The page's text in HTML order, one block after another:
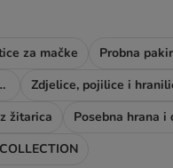
za mačke Probna
za njegu Zdjelice, pojilice i
žitarica